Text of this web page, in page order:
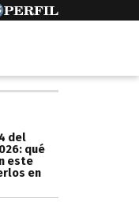
del
qué
este
en